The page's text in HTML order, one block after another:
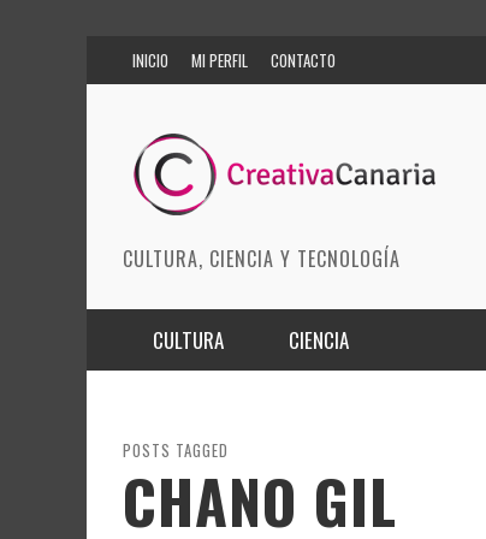
INICIO MI PERFIL CONTACTO
CULTURA, CIENCIA Y TECNOLOGÍA
CULTURA
ARTES ESCÉNICAS
MODA
CIENCIA
INNOVACIÓN
CIENCIAS DE LA TIERRA
POSTS TAGGED
CHANO GIL